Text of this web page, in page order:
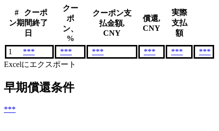
#
クーポ
ン期間終了
日
クー
ポ
ン、
%
クーポン支
払金額,
CNY
償還,
CNY
実際
支払
額
1 *** *** *** *** ***
***
Excelにエクスポート
早期償還条件
***